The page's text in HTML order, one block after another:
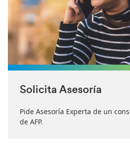
Solicita Asesoría
Pide Asesoría Experta de un
de AFP.